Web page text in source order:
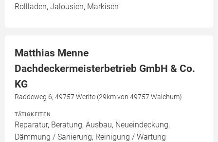
Rollläden, Jalousien, Markisen
Matthias Menne
Dachdeckermeisterbetrieb GmbH & Co.
KG
Raddeweg 6, 49757 Werlte (29km von 49757 Walchum)
TÄTIGKEITEN
Reparatur, Beratung, Ausbau, Neueindeckung,
Dämmung / Sanierung, Reinigung / Wartung